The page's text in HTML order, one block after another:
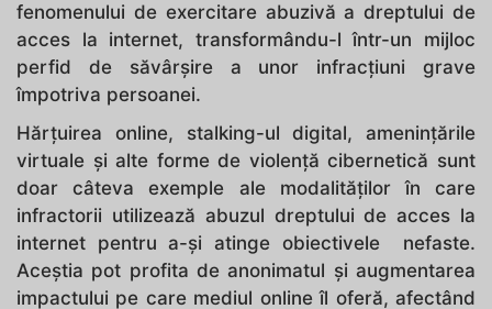
fenomenului de exercitare abuzivă a dreptului de
acces la internet, transformându-l într-un mijloc
perfid de săvârșire a unor infracțiuni grave
împotriva persoanei.
Hărțuirea online, stalking-ul digital, amenințările
virtuale și alte forme de violență cibernetică sunt
doar câteva exemple ale modalităților în care
infractorii utilizează abuzul dreptului de acces la
internet pentru a-și atinge obiectivele nefaste.
Aceștia pot profita de anonimatul și augmentarea
impactului pe care mediul online îl oferă, afectând